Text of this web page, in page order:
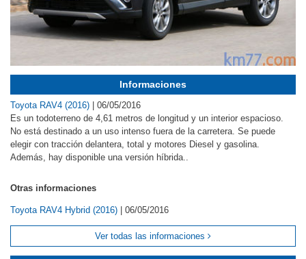
Informaciones
Toyota RAV4 (2016)
06/05/2016
Es un todoterreno de 4,61 metros de longitud y un interior espacioso.
No está destinado a un uso intenso fuera de la carretera. Se puede
elegir con tracción delantera, total y motores Diesel y gasolina.
Además, hay disponible una versión híbrida..
Otras informaciones
Toyota RAV4 Hybrid (2016) 06/05/2016
Ver todas las informaciones